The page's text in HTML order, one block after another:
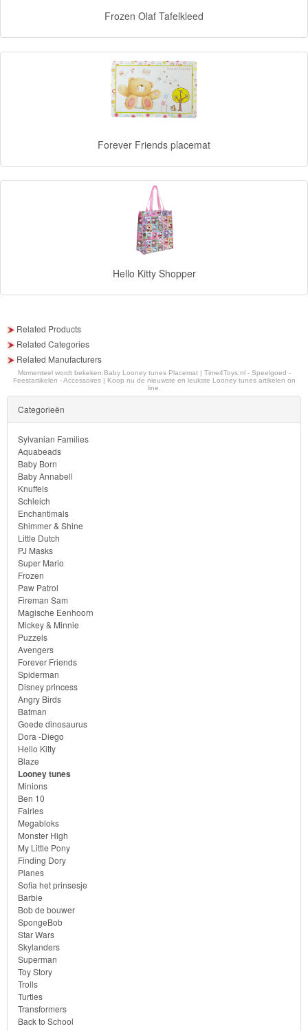
dinosaurus
Kitty
10
Fairies
Megabloks
Monster
High
My
Little
Pony
Finding
Dory
Planes
Sofia
het
prinsesje
Barbie
Bob
de
bouwer
SpongeBob
Star
Wars
Skylanders
Superman
Toy
Story
Trolls
Frozen Olaf Tafelkleed
Forever Friends placemat
Hello Kitty Shopper
Related Products
Related Categories
Related Manufacturers
Momenteel wordt bekeken:Baby Looney tunes Placemat | Time4Toys.nl - Speelgoed -
Feestartikelen - Accessoires | Koop nu de nieuwste en leukste Looney tunes artikelen on
line.
Categorieën
Sylvanian Families
Aquabeads
Baby Born
Baby Annabell
Knuffels
Schleich
Enchantimals
Shimmer & Shine
Little Dutch
PJ Masks
Super Mario
Frozen
Paw Patrol
Fireman Sam
Magische Eenhoorn
Mickey & Minnie
Puzzels
Avengers
Forever Friends
Spiderman
Disney princess
Angry Birds
Batman
Goede dinosaurus
Dora -Diego
Hello Kitty
Blaze
Looney tunes
Minions
Ben 10
Fairies
Megabloks
Monster High
My Little Pony
Finding Dory
Planes
Sofia het prinsesje
Barbie
Bob de bouwer
SpongeBob
Star Wars
Skylanders
Superman
Toy Story
Trolls
Turtles
Transformers
Back to School